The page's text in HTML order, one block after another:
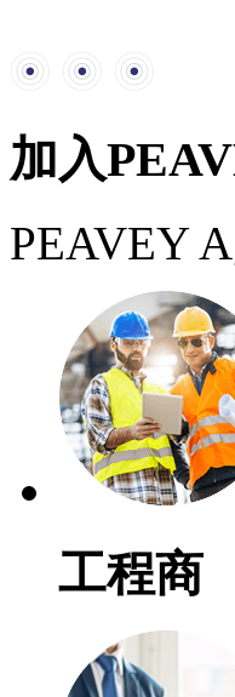
加入
PEAVEY
工程商